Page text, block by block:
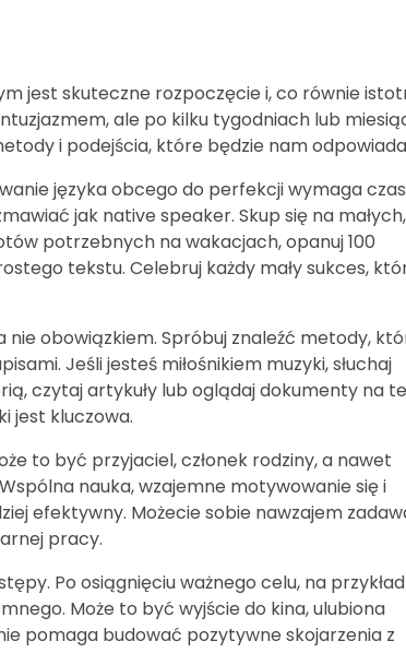
jest skuteczne rozpoczęcie i, co równie
ale po kilku tygodniach lub
i podejścia, które będzie nam
języka obcego do perfekcji wymaga
jak native speaker. Skup się na małych,
potrzebnych na wakacjach, opanuj 100
tekstu. Celebruj każdy mały sukces,
obowiązkiem. Spróbuj znaleźć metody,
Jeśli jesteś miłośnikiem muzyki, słuchaj
czytaj artykuły lub oglądaj dokumenty na
jest kluczowa.
to być przyjaciel, członek rodziny, a nawet
nauka, wzajemne motywowanie się i
efektywny. Możecie sobie nawzajem
pracy.
Po osiągnięciu ważnego celu, na
Może to być wyjście do kina, ulubiona
pomaga budować pozytywne skojarzenia z